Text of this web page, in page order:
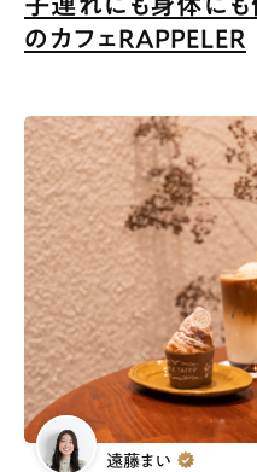
のカフェRAPPELER
遠藤まい